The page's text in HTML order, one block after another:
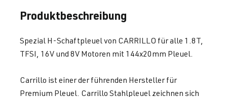
Produktbeschreibung
Spezial H-Schaftpleuel von CARRILLO für alle 1.8T,
TFSI, 16V und 8V Motoren mit 144x20mm Pleuel.
Carrillo ist einer der führenden Hersteller für
Premium Pleuel. Carrillo Stahlpleuel zeichnen sich